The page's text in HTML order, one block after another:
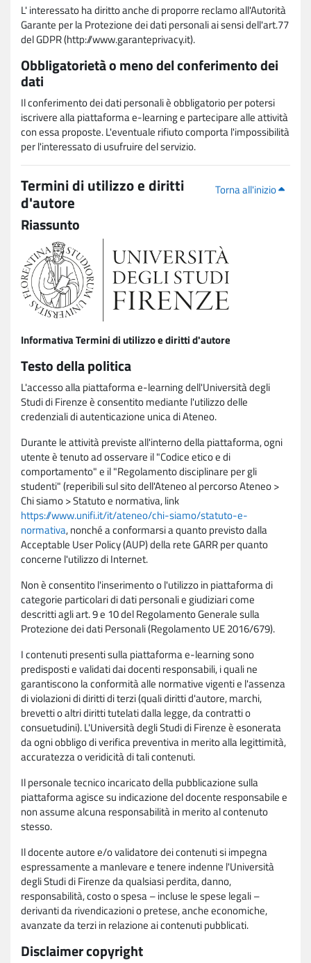
L' interessato ha diritto anche di proporre reclamo all'Autorità
Garante per la Protezione dei dati personali ai sensi dell'art.77
del GDPR (http://www.garanteprivacy.it).
Obbligatorietà o meno del conferimento dei
dati
Il conferimento dei dati personali è obbligatorio per potersi
iscrivere alla piattaforma e-learning e partecipare alle attività
con essa proposte. L'eventuale rifiuto comporta l'impossibilità
per l'interessato di usufruire del servizio.
Torna all'inizio
Termini di utilizzo e diritti
d'autore
Riassunto
Informativa Termini di utilizzo e diritti d'autore
Testo della politica
L'accesso alla piattaforma e-learning dell'Università degli
Studi di Firenze è consentito mediante l'utilizzo delle
credenziali di autenticazione unica di Ateneo.
Durante le attività previste all'interno della piattaforma, ogni
utente è tenuto ad osservare il "Codice etico e di
comportamento" e il "Regolamento disciplinare per gli
studenti" (reperibili sul sito dell'Ateneo al percorso Ateneo >
Chi siamo > Statuto e normativa, link
https://www.unifi.it/it/ateneo/chi-siamo/statuto-e-
normativa, nonché a conformarsi a quanto previsto dalla
Acceptable User Policy (AUP) della rete GARR per quanto
concerne l'utilizzo di Internet.
Non è consentito l'inserimento o l'utilizzo in piattaforma di
categorie particolari di dati personali e giudiziari come
descritti agli art. 9 e 10 del Regolamento Generale sulla
Protezione dei dati Personali (Regolamento UE 2016/679).
I contenuti presenti sulla piattaforma e-learning sono
predisposti e validati dai docenti responsabili, i quali ne
garantiscono la conformità alle normative vigenti e l'assenza
di violazioni di diritti di terzi (quali diritti d'autore, marchi,
brevetti o altri diritti tutelati dalla legge, da contratti o
consuetudini). L'Università degli Studi di Firenze è esonerata
da ogni obbligo di verifica preventiva in merito alla legittimità,
accuratezza o veridicità di tali contenuti.
Il personale tecnico incaricato della pubblicazione sulla
piattaforma agisce su indicazione del docente responsabile e
non assume alcuna responsabilità in merito al contenuto
stesso.
Il docente autore e/o validatore dei contenuti si impegna
espressamente a manlevare e tenere indenne l'Università
degli Studi di Firenze da qualsiasi perdita, danno,
responsabilità, costo o spesa – incluse le spese legali –
derivanti da rivendicazioni o pretese, anche economiche,
avanzate da terzi in relazione ai contenuti pubblicati.
Disclaimer copyright